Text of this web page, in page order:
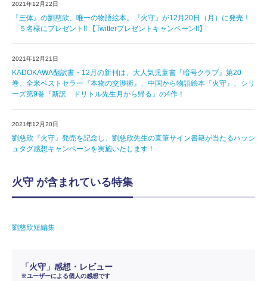
2021年12月22日
『三体』の劉慈欣、唯一の物語絵本。『火守』が12月20日（月）に発売！
５名様にプレゼント!! 【Twitterプレゼントキャンペーン!!】
2021年12月21日
KADOKAWA翻訳書・12月の新刊は、大人気児童書『暗号クラブ』第20
巻、全米ベストセラー『本物の交渉術』、中国から物語絵本『火守』、シリ
ーズ第9巻『新訳 ドリトル先生月から帰る』の4作！
2021年12月20日
劉慈欣『火守』発売を記念し、劉慈欣先生の直筆サイン書籍が当たるハッシ
ュタグ感想キャンペーンを実施いたします！
火守 が含まれている特集
劉慈欣短編集
「火守」感想・レビュー
※ユーザーによる個人の感想です